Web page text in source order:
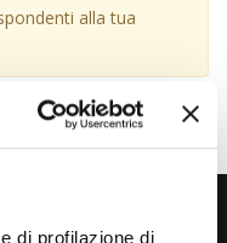
di profilazione di
alla tua